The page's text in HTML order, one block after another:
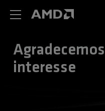
interesse